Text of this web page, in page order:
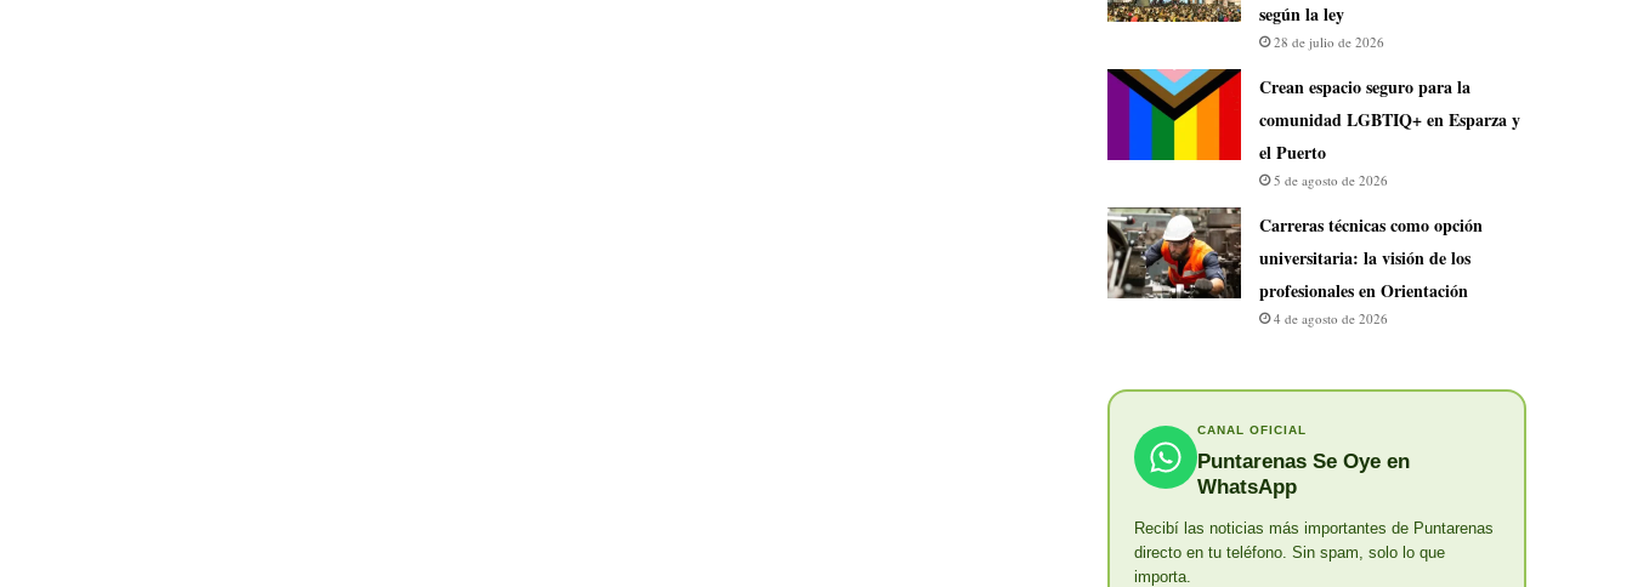
según la ley
28 de julio de 2026
Crean espacio seguro para la
comunidad LGBTIQ+ en Esparza y
el Puerto
5 de agosto de 2026
Carreras técnicas como opción
universitaria: la visión de los
profesionales en Orientación
4 de agosto de 2026
CANAL OFICIAL
Puntarenas Se Oye en
WhatsApp
Recibí las noticias más importantes de Puntarenas
directo en tu teléfono. Sin spam, solo lo que
importa.